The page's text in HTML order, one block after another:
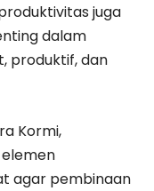
juga
dalam
produktif, dan
Kormi,
agar pembinaan